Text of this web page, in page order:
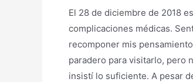
El 28 de diciembre de 2018
complicaciones médicas.
recomponer mis
paradero para visitarlo, pero
insistí lo suficiente. A pesar